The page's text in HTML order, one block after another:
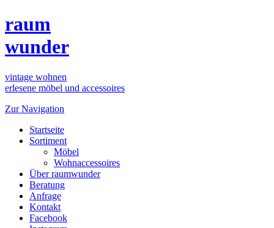
raum
wunder
vintage wohnen
erlesene möbel und accessoires
Zur Navigation
Startseite
Sortiment
Möbel
Wohnaccessoires
Über raumwunder
Beratung
Anfrage
Kontakt
Facebook